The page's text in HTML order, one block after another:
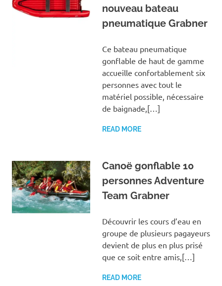
nouveau bateau
pneumatique Grabner
Ce bateau pneumatique
gonflable de haut de gamme
accueille confortablement six
personnes avec tout le
matériel possible, nécessaire
de baignade,[…]
READ MORE
Canoë gonflable 10
personnes Adventure
Team Grabner
Découvrir les cours d’eau en
groupe de plusieurs pagayeurs
devient de plus en plus prisé
que ce soit entre amis,[…]
READ MORE